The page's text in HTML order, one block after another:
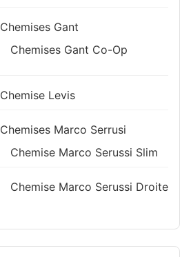
Chemises Gant
Chemises Gant Co-Op
Chemise Levis
Chemises Marco Serrusi
Chemise Marco Serussi Slim
Chemise Marco Serussi Droite